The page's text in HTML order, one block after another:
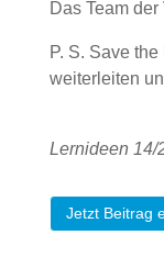
Das Team der
P. S. Save
weiterleiten
Lernideen 14/
Jetzt Beitrag